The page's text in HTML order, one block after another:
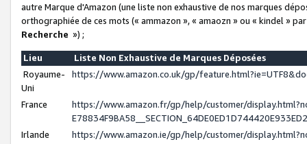
autre Marque d'Amazon (une liste non exhaustive de nos marques
orthographiée de ces mots (« ammazon », « amaozn » ou « kindel »
Recherche ») ;
Lieu
Liste Non Exhaustive de Marques Déposées
Royaume-
Uni
https://www.amazon.co.uk/gp/
France
https://www.amazon.fr/gp/help/customer/
Irlande
https://www.amazon.ie/gp/help/customer/